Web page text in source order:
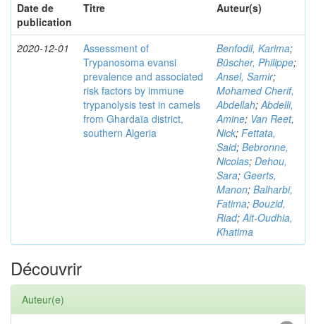
Date de
publication
Titre Auteur(s)
2020-12-01
Assessment of
Trypanosoma evansi
prevalence and associated
risk factors by immune
trypanolysis test in camels
from Ghardaïa district,
southern Algeria
Benfodil, Karima;
Büscher, Philippe;
Ansel, Samir;
Mohamed Cherif,
Abdellah;Abdelli,
Amine; Van Reet,
Nick; Fettata,
Said; Bebronne,
Nicolas; Dehou,
Sara; Geerts,
Manon; Balharbi,
Fatima; Bouzid,
Riad;Ait-Oudhia,
Khatima
Découvrir
Auteur(e)